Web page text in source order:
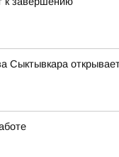
Сыктывкара